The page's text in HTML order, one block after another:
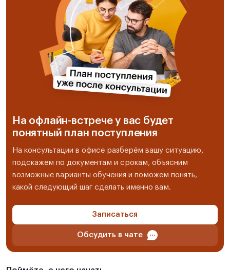
На офлайн-встрече у вас будет
понятный план поступления
На консультации в офисе разберём вашу ситуацию,
подскажем по документам и срокам, объясним
возможные варианты обучения и поможем понять,
какой следующий шаг сделать именно вам.
Записаться
Обсудить в чате